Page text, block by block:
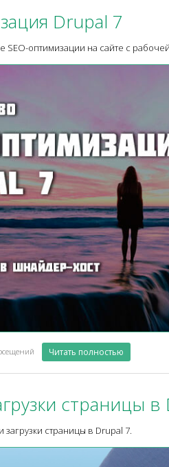
Drupal 7
SEO-оптимизации на сайте с
Читать полностью
страницы в
страницы в Drupal 7.